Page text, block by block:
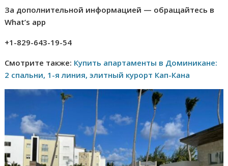
За дополнительной информацией — обращайтесь в
What’s app
+1-829-643-19-54
Смотрите также: Купить апартаменты в Доминикане:
2 спальни, 1-я линия, элитный курорт Кап-Кана